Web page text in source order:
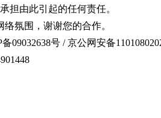
担由此引起的任何责任。
络氛围，谢谢您的合作。
09032638号 / 京公网安备